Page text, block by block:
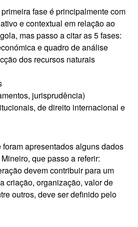
fase é principalmente com
e contextual em relação ao
mas passo a citar as 5 fases:
e quadro de análise
dos recursos naturais
jurisprudência)
de direito internacional e
apresentados alguns dados
que passo a referir:
devem contribuir para um
criação, organização, valor de
outros, deve ser definido pelo